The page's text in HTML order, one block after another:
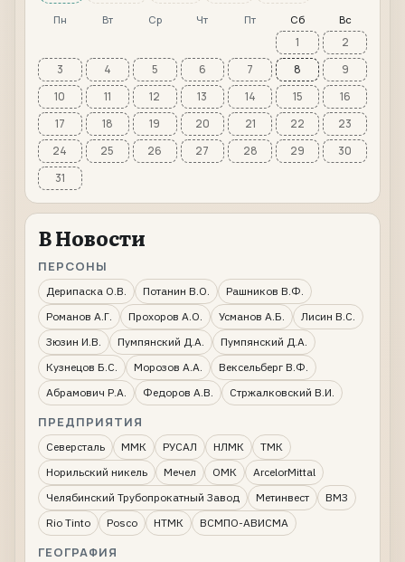
Пн Вт Ср Чт Пт Сб Вс
1
2
3
4 5 6 7 8
9
10
11 12 13 14 15
16
17
18 19 20 21 22
23
24
25 26 27 28 29
30
31
В Новости
ПЕРСОНЫ
Дерипаска О.В. Потанин В.О.
Рашников В.Ф.
Романов А.Г.
Прохоров А.О. Усманов А.Б.
Лисин В.С.
Зюзин И.В.
Пумпянский Д.А.
Пумпянский Д.А.
Кузнецов Б.С.
Морозов А.А.
Вексельберг В.Ф.
Абрамович Р.А.
Федоров А.В. Стржалковский В.И.
ПРЕДПРИЯТИЯ
Северсталь ММК РУСАЛ НЛМК
ТМК
Норильский никель
Мечел ОМК
ArcelorMittal
Челябинский Трубопрокатный Завод
Метинвест
ВМЗ
Rio Tinto
Posco НТМК ВСМПО-АВИСМА
ГЕОГРАФИЯ